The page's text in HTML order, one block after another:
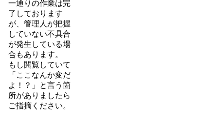
一通りの作業は完
了しております
が、管理人が把握
していない不具合
が発生している場
合もあります。
もし閲覧していて
「ここなんか変だ
よ！？」と言う箇
所がありましたら
ご指摘ください。